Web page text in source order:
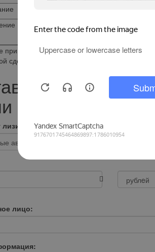
Предмет лизинга, поручительство
собственников
приведены предварительные условия
сделки.
заявку в
в течении 2-х
лизинга:*
лицо: